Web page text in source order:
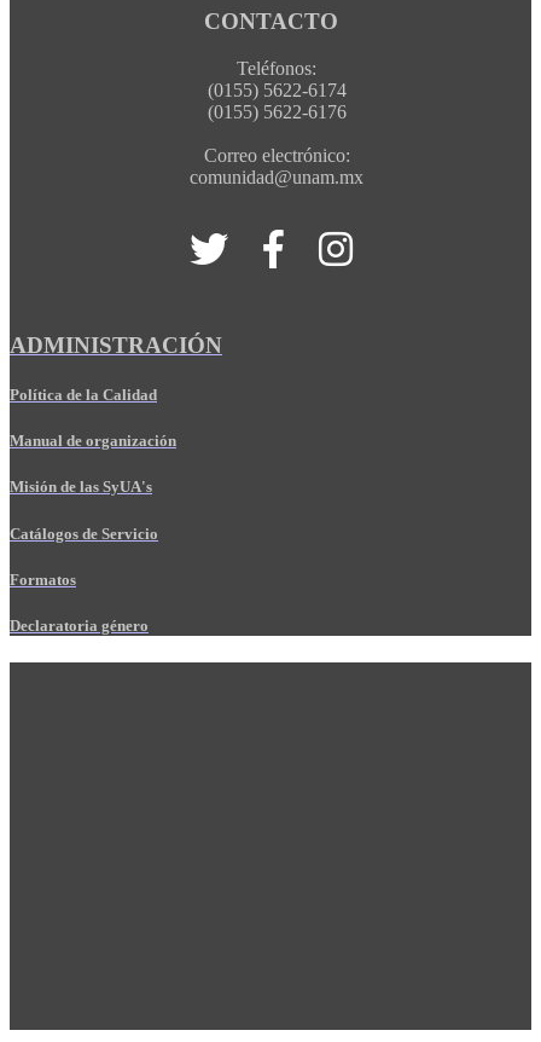
CONTACTO
Teléfonos:
(0155) 5622-6174
(0155) 5622-6176
Correo electrónico:
comunidad@unam.mx
ADMINISTRACIÓN
Política de la Calidad
Manual de organización
Misión de las SyUA's
Catálogos de Servicio
Formatos
Declaratoria género